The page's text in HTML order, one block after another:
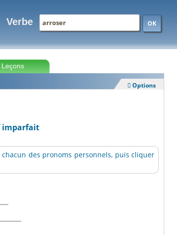
Verbe OK
Leçons
 Options
imparfait
des pronoms personnels, puis cliquer